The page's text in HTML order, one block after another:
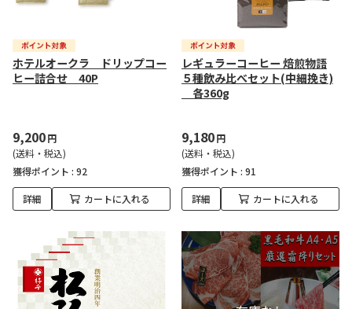
ホテルオークラ ドリップコー
ヒー詰合せ 40P
9,200円
(送料・税込)
獲得ポイント : 92
詳細 カートに入れる
レギュラーコーヒー 焙煎物語
５種飲み比べセット(中細挽き)
各360g
9,180円
(送料・税込)
獲得ポイント : 91
詳細 カートに入れる